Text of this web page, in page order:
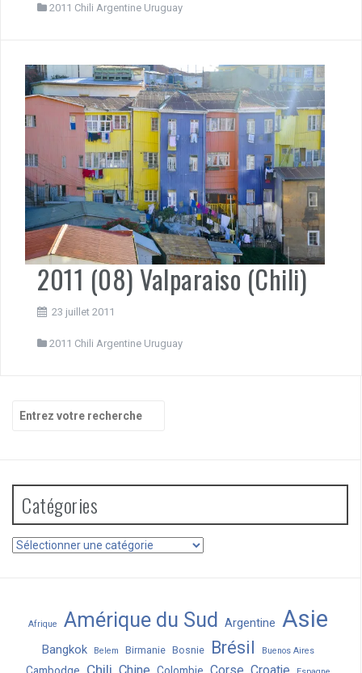
2011 Chili Argentine Uruguay
2011 (08) Valparaiso (Chili)
23 juillet 2011
2011 Chili Argentine Uruguay
pour
Catégories
Catégories
Afrique Amérique du Sud Argentine Asie
Bangkok Belem Birmanie Bosnie Brésil Buenos Aires
Chili